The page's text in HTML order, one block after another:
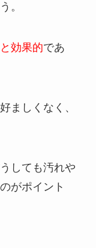
。
効果的であ
ましくなく、
しても汚れや
がポイント